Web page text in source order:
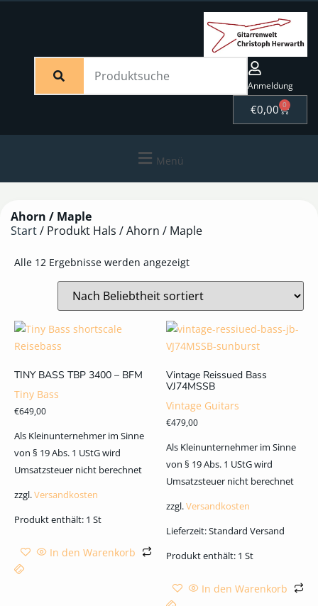
Anmeldung
€0,00 0
Menü
Ahorn / Maple
Start/ Produkt Hals / Ahorn / Maple
Alle 12 Ergebnisse werden angezeigt
TINY BASS TBP 3400 – BFM
Tiny Bass
€649,00
Als Kleinunternehmer im Sinne
von § 19 Abs. 1 UStG wird
Umsatzsteuer nicht berechnet
zzgl.Versandkosten
Produkt enthält: 1 St
In den Warenkorb
Vintage Reissued Bass
VJ74MSSB
Vintage Guitars
€479,00
Als Kleinunternehmer im Sinne
von § 19 Abs. 1 UStG wird
Umsatzsteuer nicht berechnet
zzgl.Versandkosten
Lieferzeit:Standard Versand
Produkt enthält: 1 St
In den Warenkorb